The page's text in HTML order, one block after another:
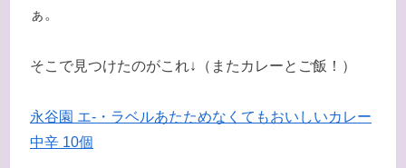
ぁ。
そこで見つけたのがこれ↓（またカレーとご飯！）
永谷園 エ-・ラベルあたためなくてもおいしいカレー
中辛 10個